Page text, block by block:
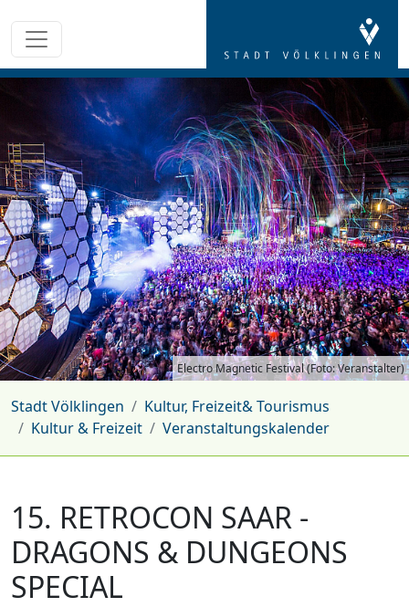
Electro Magnetic Festival (Foto: Veranstalter)
Stadt Völklingen
Kultur, Freizeit& Tourismus
Kultur & Freizeit
Veranstaltungskalender
15. RETROCON SAAR -
DRAGONS & DUNGEONS
SPECIAL